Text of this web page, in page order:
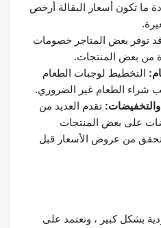
ما تكون أسعار البقالة أرخص
قد توفر بعض المتاجر خصومات
من بعض المنتجات.
التخطيط لوجبات الطعام
شراء الطعام غير الضروري.
تقدم العديد من
على بعض المنتجات
من عروض الأسعار قبل
بشكل كبير ، وتعتمد على